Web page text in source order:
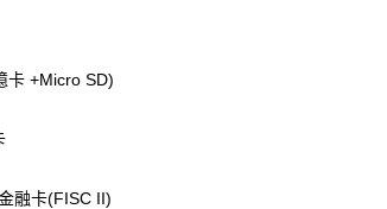
卡 +Micro SD)
融卡(FISC II)